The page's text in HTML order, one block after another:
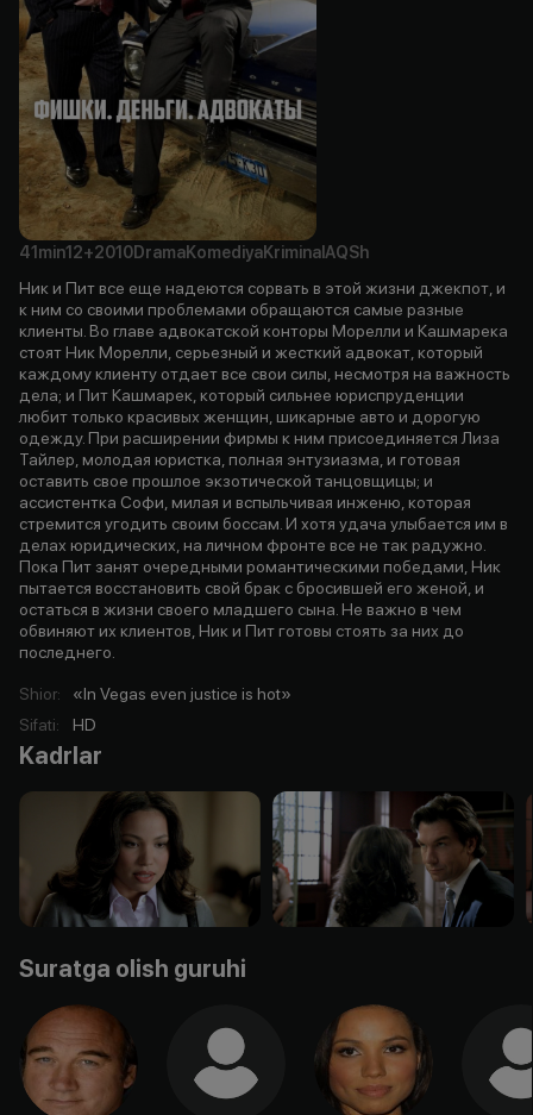
41min12+2010DramaKomediyaKriminal AQSh
Ник и Пит все еще надеются сорвать в этой жизни джекпот, и
к ним со своими проблемами обращаются самые разные
клиенты. Во главе адвокатской конторы Морелли и Кашмарека
стоят Ник Морелли, серьезный и жесткий адвокат, который
каждому клиенту отдает все свои силы, несмотря на важность
дела; и Пит Кашмарек, который сильнее юриспруденции
любит только красивых женщин, шикарные авто и дорогую
одежду. При расширении фирмы к ним присоединяется Лиза
Тайлер, молодая юристка, полная энтузиазма, и готовая
оставить свое прошлое экзотической танцовщицы; и
ассистентка Софи, милая и вспыльчивая инженю, которая
стремится угодить своим боссам. И хотя удача улыбается им в
делах юридических, на личном фронте все не так радужно.
Пока Пит занят очередными романтическими победами, Ник
пытается восстановить свой брак с бросившей его женой, и
остаться в жизни своего младшего сына. Не важно в чем
обвиняют их клиентов, Ник и Пит готовы стоять за них до
последнего.
Shior:
«In Vegas even justice is hot»
Sifati: HD
Kadrlar
Suratga olish guruhi